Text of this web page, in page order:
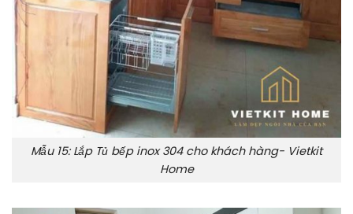
Mẫu 15: Lắp Tủ bếp inox 304 cho khách hàng- Vietkit
Home